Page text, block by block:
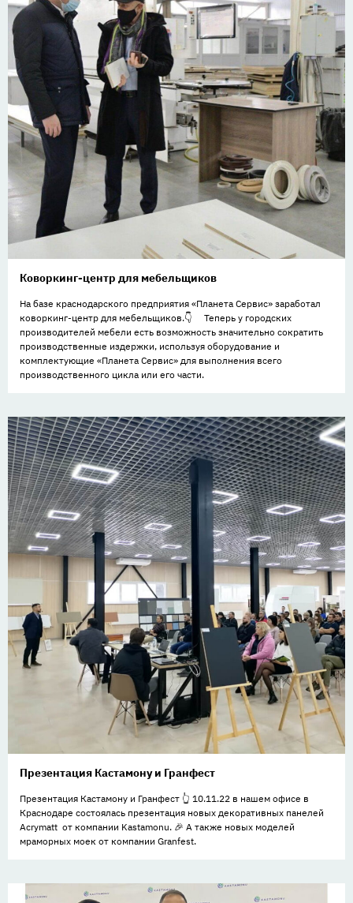
Коворкинг-центр для мебельщиков
На базе краснодарского предприятия «Планета Сервис» заработал
коворкинг-центр для мебельщиков.👇 ⠀ Теперь у городских
производителей мебели есть возможность значительно сократить
производственные издержки, используя оборудование и
комплектующие «Планета Сервис» для выполнения всего
производственного цикла или его части.
Презентация Кастамону и Гранфест
Презентация Кастамону и Гранфест 👆 10.11.22 в нашем офисе в
Краснодаре состоялась презентация новых декоративных панелей
Acrymatt от компании Kastamonu. 🎉 А также новых моделей
мраморных моек от компании Granfest.